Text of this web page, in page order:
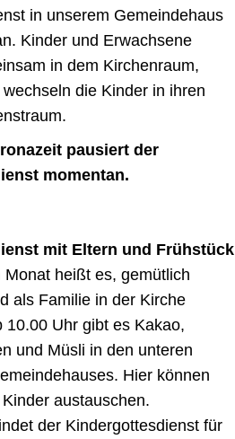
in unserem Gemeindehaus
Kinder und Erwachsene
in dem Kirchenraum,
die Kinder in ihren
pausiert der
momentan.
mit Eltern und Frühstück
Monat heißt es, gemütlich
als Familie in der Kirche
10.00 Uhr gibt es Kakao,
und Müsli in den unteren
Hier können
austauschen.
der Kindergottesdienst für